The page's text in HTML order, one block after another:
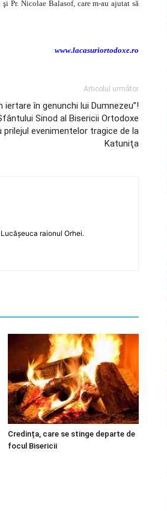
Pr. Nicolae Balasof, care m-au ajutat să
www.lacasuriortodoxe.ro
Articolul următor
iertare în genunchi lui Dumnezeu”!
Sinod al Bisericii Ortodoxe
prilejul evenimentelor tragice de la
Katuniţa
raionul Orhei.
Credința, care se stinge departe de
focul Bisericii